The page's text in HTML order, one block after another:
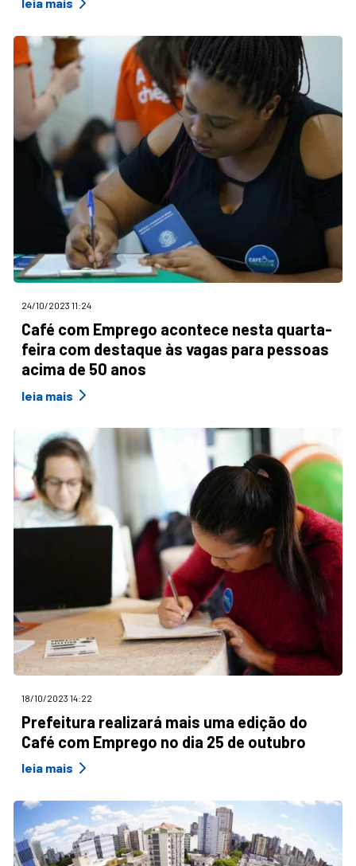
24/10/2023 11:24
Café com Emprego acontece nesta quarta-
feira com destaque às vagas para pessoas
acima de 50 anos
leia mais
18/10/2023 14:22
Prefeitura realizará mais uma edição do
Café com Emprego no dia 25 de outubro
leia mais